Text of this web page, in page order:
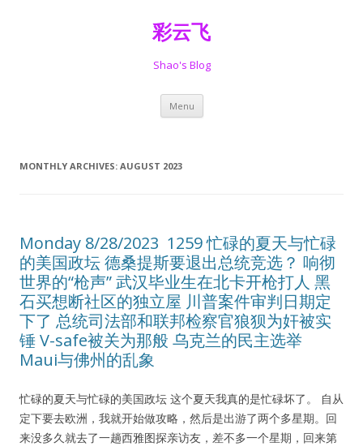
彩云飞
Shao's Blog
Menu Skip
content
MONTHLY ARCHIVES: AUGUST 2023
Monday 8/28/2023 1259 忙碌的夏天与忙碌
的美国政坛 德桑提斯要退出总统竞选？ 响彻
世界的“枪声” 武汉毕业生在北卡开枪打人 黑
石买想断社区的独立屋 川普案件审判日期定
下了 总统司法部和联邦检察官狼狈为奸被实
锤 V-safe被关为那般 乌克兰的民主选举
Maui与佛州的乱象
忙碌的夏天与忙碌的美国政坛 这个夏天我真的是忙碌坏了。 自从
定下要去欧洲，我就开始做攻略，然后是出游了两个多星期。回
来没多久就去了一趟西雅图探亲访友，差不多一个星期，回来第